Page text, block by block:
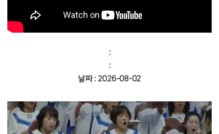
:
:
날짜 : 2026-08-02